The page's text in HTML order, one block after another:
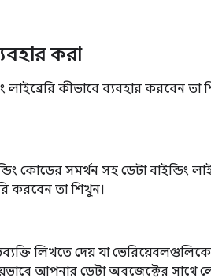
করা
কীভাবে ব্যবহার করবেন তা
কোডের সমর্থন সহ ডেটা বাইন্ডিং
করবেন তা শিখুন।
লিখতে দেয় যা
আপনার ডেটা অবজেক্টের